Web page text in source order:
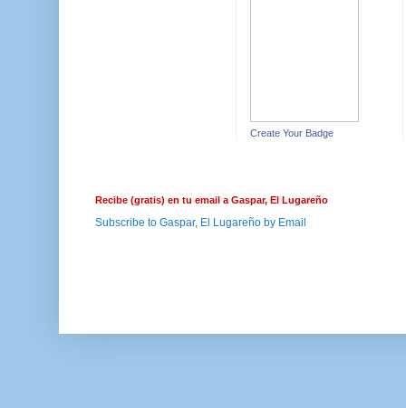
Create Your Badge
Recibe (gratis) en tu email a Gaspar, El Lugareño
Subscribe to Gaspar, El Lugareño by Email